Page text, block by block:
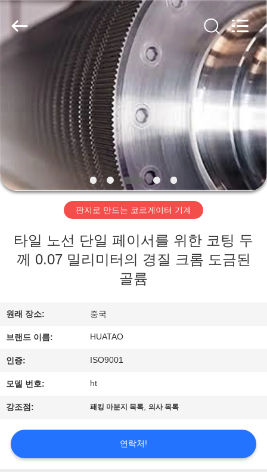
우
리
대
하
공
장
여
행
품
2020
HUATAO
LOVER
LTD.
All
판지로 만드는 코르게이터 기계
타일 노선 단일 페이서를 위한 코팅 두
께 0.07 밀리미터의 경질 크롬 도금된
골륨
원래 장소: 중국
브랜드 이름: HUATAO
인증: ​​​​ISO9001
모델 번호: ht
강조점: 패킹 마분지 목록,의사 목록
연락처!